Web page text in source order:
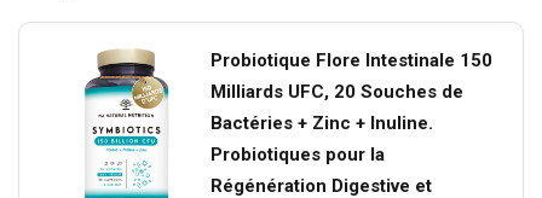
Probiotique Flore Intestinale 150
Milliards UFC, 20 Souches de
Bactéries + Zinc + Inuline.
Probiotiques pour la
Régénération Digestive et